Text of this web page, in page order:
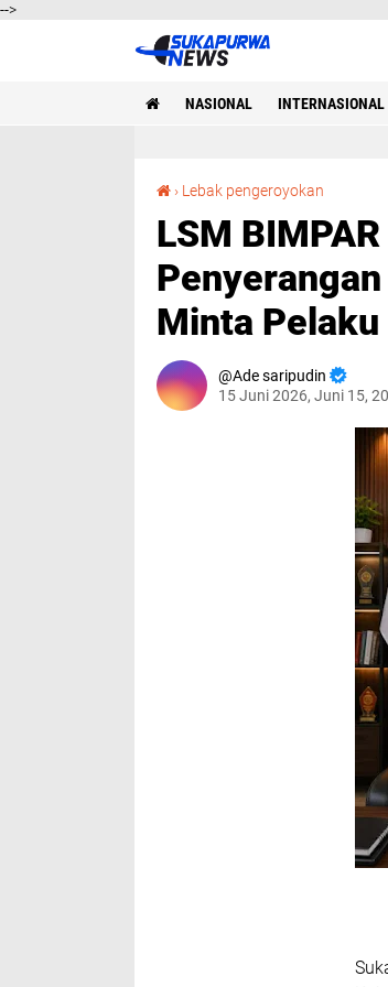
-->
NASIONAL INTERNASIONAL
› Lebak pengeroyokan
LSM
Minta
Ade saripudin
15 Juni 2026, Juni 15,